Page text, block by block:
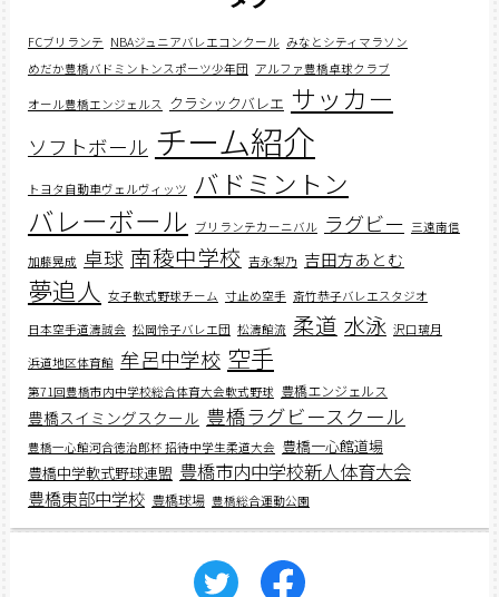
FCブリランテ NBAジュニアバレエコンクール みなとシティマラソン
めだか豊橋バドミントンスポーツ少年団 アルファ豊橋卓球クラブ
オール豊橋エンジェルス クラシックバレエ サッカー
ソフトボール チーム紹介
トヨタ自動車ヴェルヴィッツ バドミントン
バレーボール ブリランテカーニバル ラグビー 三遠南信
加藤晃成 卓球 南稜中学校 吉永梨乃 吉田方あとむ
夢追人 女子軟式野球チーム 寸止め空手 斎竹恭子バレエスタジオ
日本空手道濤誠会 松岡怜子バレエ団 松濤館流 柔道 水泳 沢口璃月
浜道地区体育館 牟呂中学校 空手
第71回豊橋市内中学校総合体育大会軟式野球 豊橋エンジェルス
豊橋スイミングスクール 豊橋ラグビースクール
豊橋一心館河合徳治郎杯 招待中学生柔道大会 豊橋一心館道場
豊橋中学軟式野球連盟 豊橋市内中学校新人体育大会
豊橋東部中学校 豊橋球場 豊橋総合運動公園